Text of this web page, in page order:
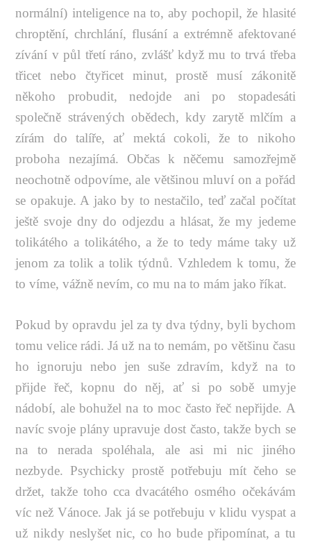
normální) inteligence na to, aby pochopil, že hlasité
chroptění, chrchlání, flusání a extrémně afektované
zívání v půl třetí ráno, zvlášť když mu to trvá třeba
třicet nebo čtyřicet minut, prostě musí zákonitě
někoho probudit, nedojde ani po stopadesáti
společně strávených obědech, kdy zarytě mlčím a
zírám do talíře, ať mektá cokoli, že to nikoho
proboha nezajímá. Občas k něčemu samozřejmě
neochotně odpovíme, ale většinou mluví on a pořád
se opakuje. A jako by to nestačilo, teď začal počítat
ještě svoje dny do odjezdu a hlásat, že my jedeme
tolikátého a tolikátého, a že to tedy máme taky už
jenom za tolik a tolik týdnů. Vzhledem k tomu, že
to víme, vážně nevím, co mu na to mám jako říkat.
Pokud by opravdu jel za ty dva týdny, byli bychom
tomu velice rádi. Já už na to nemám, po většinu času
ho ignoruju nebo jen suše zdravím, když na to
přijde řeč, kopnu do něj, ať si po sobě umyje
nádobí, ale bohužel na to moc často řeč nepřijde. A
navíc svoje plány upravuje dost často, takže bych se
na to nerada spoléhala, ale asi mi nic jiného
nezbyde. Psychicky prostě potřebuju mít čeho se
držet, takže toho cca dvacátého osmého očekávám
víc než Vánoce. Jak já se potřebuju v klidu vyspat a
už nikdy neslyšet nic, co ho bude připomínat, a tu